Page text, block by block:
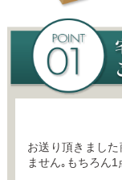
お送り頂きまし
ません｡もちろん